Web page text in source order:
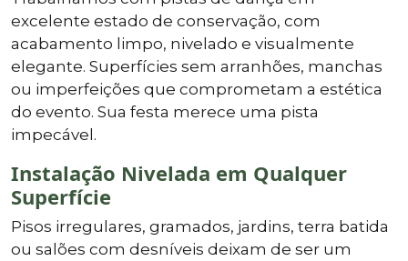
excelente estado de conservação, com
acabamento limpo, nivelado e visualmente
elegante. Superfícies sem arranhões, manchas
ou imperfeições que comprometam a estética
do evento. Sua festa merece uma pista
impecável.
Instalação Nivelada em Qualquer
Superfície
Pisos irregulares, gramados, jardins, terra batida
ou salões com desníveis deixam de ser um